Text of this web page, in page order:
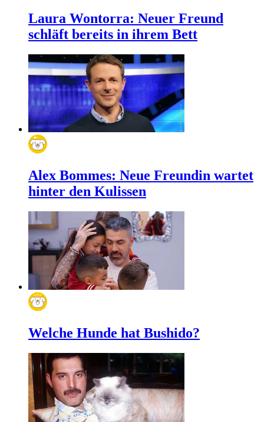
Laura Wontorra: Neuer Freund
schläft bereits in ihrem Bett
Alex Bommes: Neue Freundin wartet
hinter den Kulissen
Welche Hunde hat Bushido?